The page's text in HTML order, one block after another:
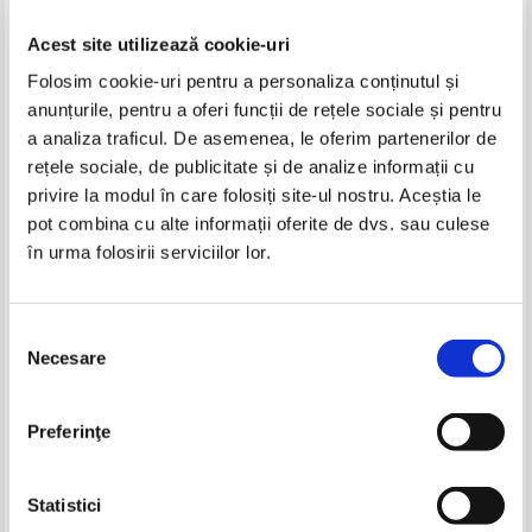
Acest site utilizează cookie-uri
Folosim cookie-uri pentru a personaliza conținutul și
anunțurile, pentru a oferi funcții de rețele sociale și pentru
a analiza traficul. De asemenea, le oferim partenerilor de
rețele sociale, de publicitate și de analize informații cu
privire la modul în care folosiți site-ul nostru. Aceștia le
pot combina cu alte informații oferite de dvs. sau culese
în urma folosirii serviciilor lor.
consimțământului
Necesare
Preferinţe
Statistici
Agatha Christie - De ce nu i-au
IN STOC
Adaugă în coș
Agatha Christie - Parteneri
Adaugă în coș